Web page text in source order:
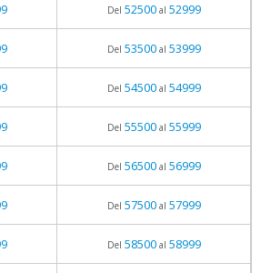
Del 52500al 52999
Del 53500al 53999
Del 54500al 54999
Del 55500al 55999
Del 56500al 56999
Del 57500al 57999
Del 58500al 58999